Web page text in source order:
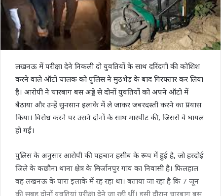
लखनऊ में परीक्षा देने निकली दो युवतियों के साथ दरिंदगी की कोशिश
करने वाले ऑटो चालक को पुलिस ने मुठभेड़ के बाद गिरफ्तार कर लिया
है। आरोपी ने चारबाग बस अड्डे से दोनों युवतियों को अपने ऑटो में
बैठाया और उन्हें सुनसान इलाके में ले जाकर जबरदस्ती करने का प्रयास
किया। विरोध करने पर उसने दोनों के साथ मारपीट की, जिससे वे घायल
हो गईं।
पुलिस के अनुसार आरोपी की पहचान हसीब के रूप में हुई है, जो हरदोई
जिले के कछौना थाना क्षेत्र के मिर्जानपुर गांव का निवासी है। फिलहाल
वह लखनऊ के पारा इलाके में रह रहा था। बताया जा रहा है कि 7 जून
की सुबह दोनों युवतियां परीक्षा देने जा रही थीं। इसी दौरान चारबाग बस